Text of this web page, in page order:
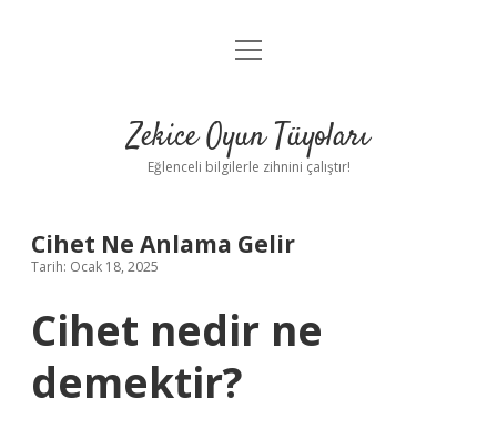
Anasayfa
Yasal Uyarı
menüyü
Zekice Oyun Tüyoları
Eğlenceli bilgilerle zihnini çalıştır!
Cihet Ne Anlama Gelir
Tarih: Ocak 18, 2025
Cihet nedir ne
demektir?